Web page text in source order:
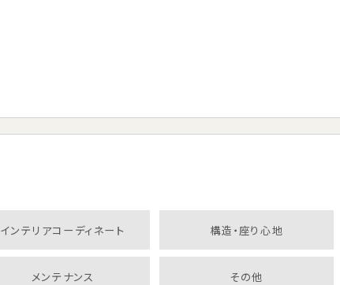
インテリアコーディネート 構造・座り心地
メンテナンス その他